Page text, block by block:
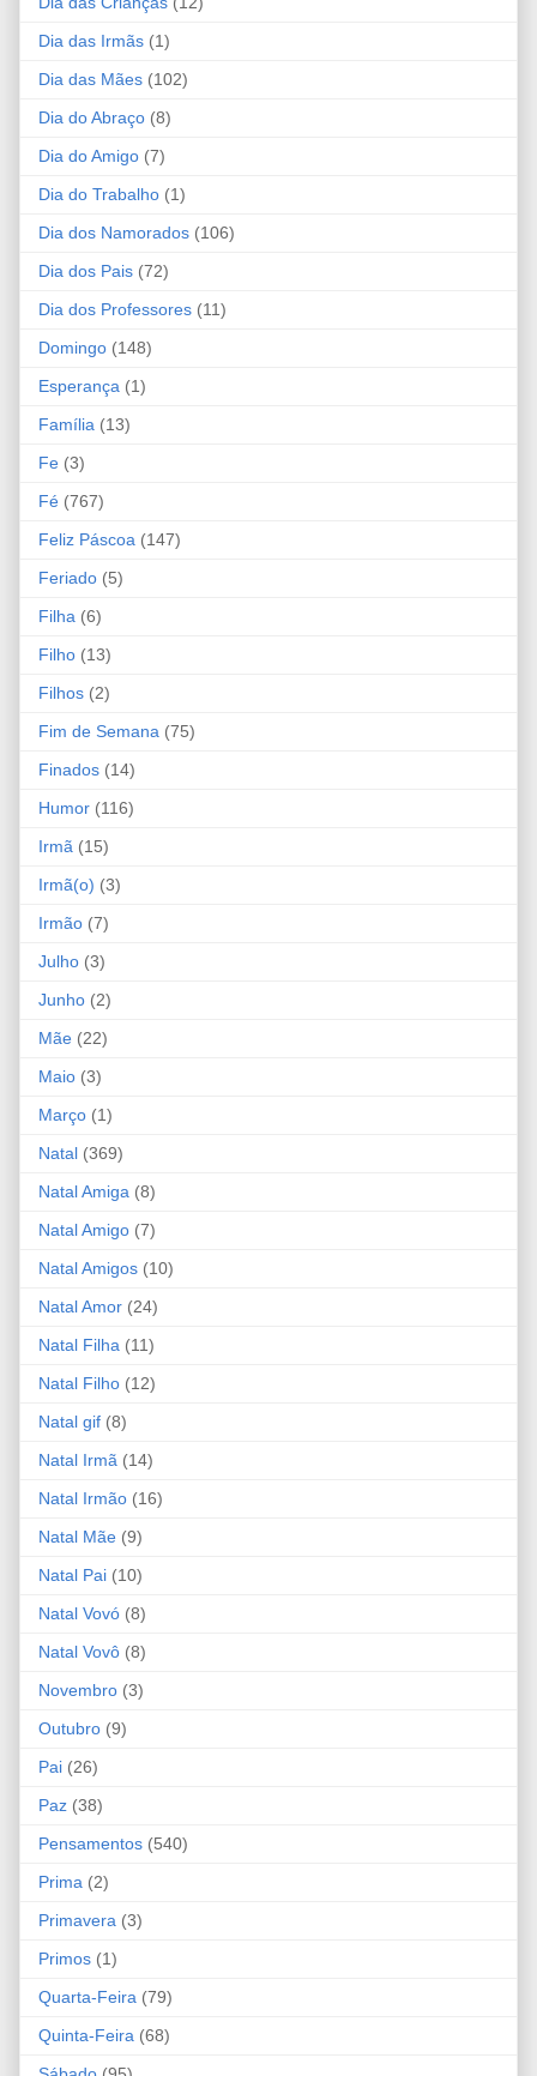
Dia das Irmãs (1)
Dia das Mães (102)
Dia do Abraço (8)
Dia do Amigo (7)
Dia do Trabalho (1)
Dia dos Namorados (106)
Dia dos Pais (72)
Dia dos Professores (11)
Domingo (148)
Esperança (1)
Família (13)
Fe (3)
Fé (767)
Feliz Páscoa (147)
Feriado (5)
Filha (6)
Filho (13)
Filhos (2)
Fim de Semana (75)
Finados (14)
Humor (116)
Irmã (15)
Irmã(o) (3)
Irmão (7)
Julho (3)
Junho (2)
Mãe (22)
Maio (3)
Março (1)
Natal (369)
Natal Amiga (8)
Natal Amigo (7)
Natal Amigos (10)
Natal Amor (24)
Natal Filha (11)
Natal Filho (12)
Natal gif (8)
Natal Irmã (14)
Natal Irmão (16)
Natal Mãe (9)
Natal Pai (10)
Natal Vovó (8)
Natal Vovô (8)
Novembro (3)
Outubro (9)
Pai (26)
Paz (38)
Pensamentos (540)
Prima (2)
Primavera (3)
Primos (1)
Quarta-Feira (79)
Quinta-Feira (68)